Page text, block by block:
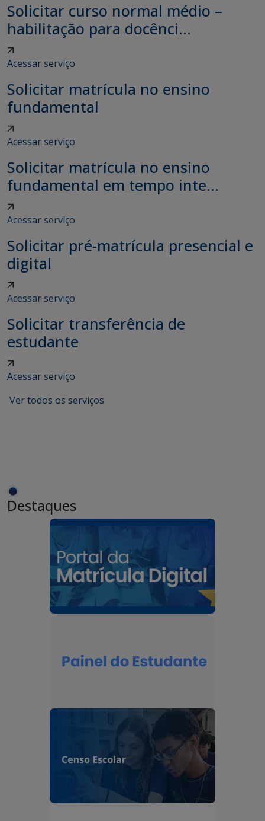
Solicitar curso normal médio –
habilitação para docênci...
Acessar serviço
Solicitar matrícula no ensino
fundamental
Acessar serviço
Solicitar matrícula no ensino
fundamental em tempo inte...
Acessar serviço
Solicitar pré-matrícula presencial e
digital
Acessar serviço
Solicitar transferência de
estudante
Acessar serviço
Ver todos os serviços
Destaques